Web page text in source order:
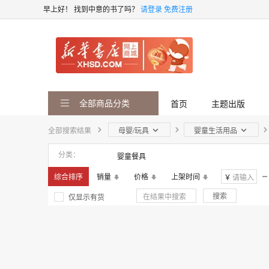
早上好！ 找到中意的书了吗？ 请登录免费注册
全部商品分类 首页 主题出版
全部搜索结果 母婴/玩具 婴童生活用品
分类
婴童餐具
综合排序
销量 价格 上架时间
￥
仅显示有货
搜索